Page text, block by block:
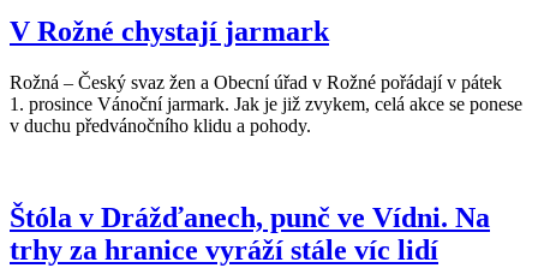
V Rožné chystají jarmark
Rožná – Český svaz žen a Obecní úřad v Rožné pořádají v pátek
1. prosince Vánoční jarmark. Jak je již zvykem, celá akce se ponese
v duchu předvánočního klidu a pohody.
Štóla v Drážďanech, punč ve Vídni. Na
trhy za hranice vyráží stále víc lidí